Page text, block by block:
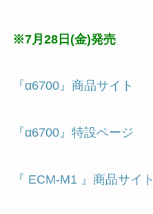
※7月28日(金)発売
『α6700』商品サイト
『α6700』特設ページ
『 ECM-M1 』商品サイト